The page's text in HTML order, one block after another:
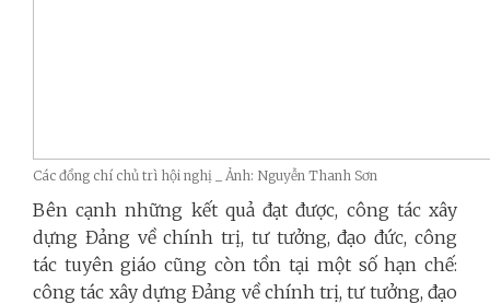
Các đồng chí chủ trì hội nghị _ Ảnh: Nguyễn Thanh Sơn
Bên cạnh những kết quả đạt được, công tác xây
dựng Đảng về chính trị, tư tưởng, đạo đức, công
tác tuyên giáo cũng còn tồn tại một số hạn chế:
công tác xây dựng Đảng về chính trị, tư tưởng, đạo